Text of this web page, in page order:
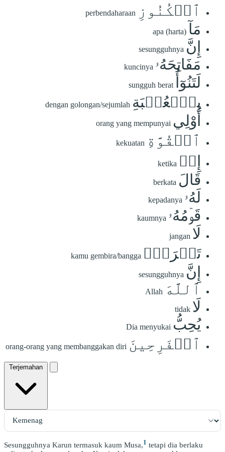
ٱلۡكُنُوزِ perbendaharaan
مَآ apa (harta)
إِنَّ sesungguhnya
مَفَاتِحَهُۥ kuncinya
لَتَنُوٓأُ sungguh berat
بِٱلۡعُصۡبَةِ dengan golongan/sejumlah
أُوْلِي orang yang mempunyai
ٱلۡقُوَّةِ kekuatan
إِذۡ ketika
قَالَ berkata
لَهُۥ kepadanya
قَوۡمُهُۥ kaumnya
لَا jangan
تَفۡرَحۡۖ kamu gembira/bangga
إِنَّ sesungguhnya
ٱللَّهَ Allah
لَا tidak
يُحِبُّ Dia menyukai
ٱلۡفَرِحِينَ orang-orang yang membanggakan diri
Terjemahan
Sesungguhnya Karun termasuk kaum Musa,1 tetapi dia berlaku